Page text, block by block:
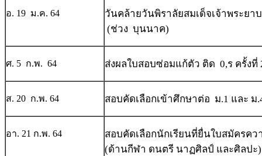
อ. 19 ม.ค. 64
วันคล้ายวันพิราลัยสมเด็จเจ้าพระยา
(ช่วง บุนนาค)
ศ. 5 ก.พ. 64 ส่งผลใบสอบซ่อมแก้ตัว ติด 0,ร ครั้งที่
ส. 20 ก.พ. 64 สอบคัดเลือกเข้าศึกษาต่อ ม.1 และ ม
อา. 21 ก.พ. 64
สอบคัดเลือกนักเรียนที่ยื่นใบสมัครคว
(ด้านกีฬา ดนตรี นาฏศิลป์ และศิลปะ)